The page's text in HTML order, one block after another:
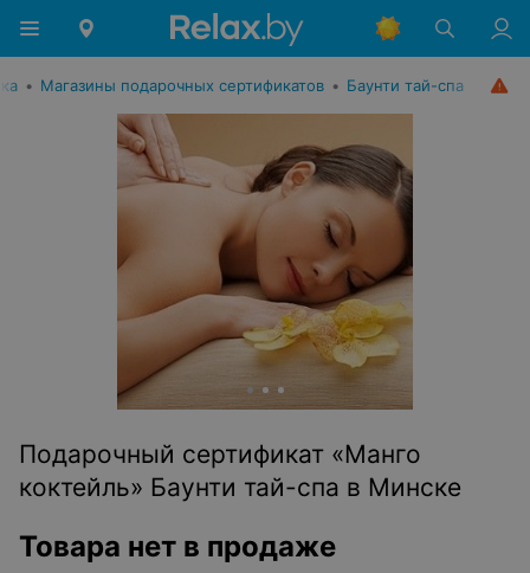
• Магазины подарочных сертификатов • Баунти тай-спа
Подарочный сертификат «Манго
коктейль» Баунти тай-спа в Минске
Товара нет в продаже